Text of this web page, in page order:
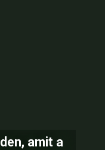
amit a